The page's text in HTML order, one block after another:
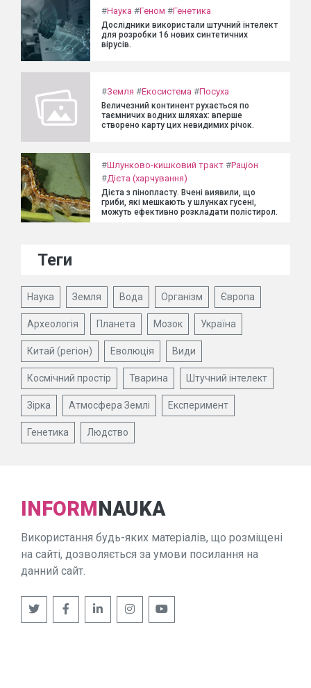
#Наука #Геном #Генетика
Дослідники використали штучний інтелект
для розробки 16 нових синтетичних
вірусів.
#Земля #Екосистема #Посуха
Величезний континент рухається по
таємничих водних шляхах: вперше
створено карту цих невидимих річок.
#Шлунково-кишковий тракт #Раціон
#Дієта (харчування)
Дієта з пінопласту. Вчені виявили, що
гриби, які мешкають у шлунках гусені,
можуть ефективно розкладати полістирол.
Теги
Наука Земля Вода Організм Європа
Археологія Планета Мозок Україна
Китай (регіон) Еволюція Види
Космічний простір Тварина Штучний інтелект
Зірка Атмосфера Землі Експеримент
Генетика Людство
INFORMNAUKA
Використання будь-яких матеріалів, що розміщені
на сайті, дозволяється за умови посилання на
данний сайт.